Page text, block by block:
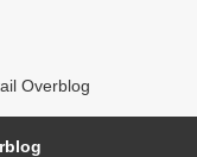
Overblog